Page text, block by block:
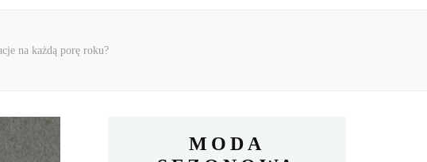
na każdą porę roku?
MODA